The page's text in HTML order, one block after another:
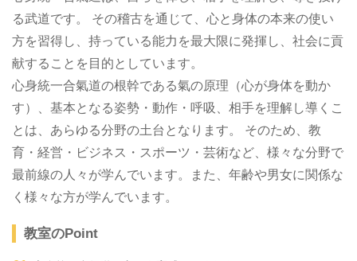
る武道です。 その稽古を通じて、心と身体の本来の使い
方を習得し、持っている能力を最大限に発揮し、社会に貢
献することを目的としています。
心身統一合氣道の根幹である氣の原理（心が身体を動か
す）、基本となる姿勢・動作・呼吸、相手を理解し導くこ
とは、あらゆる分野の土台となります。 そのため、教
育・経営・ビジネス・スポーツ・芸術など、様々な分野で
最前線の人々が学んでいます。また、年齢や男女に関係な
く様々な方が学んでいます。
教室のPoint